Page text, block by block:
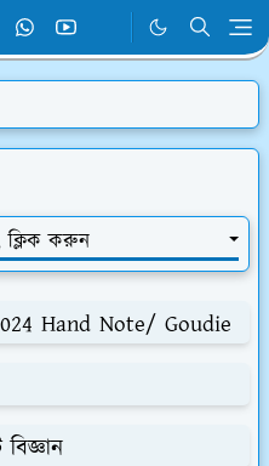
ক্লিক করুন
Hand Note/ Goudie